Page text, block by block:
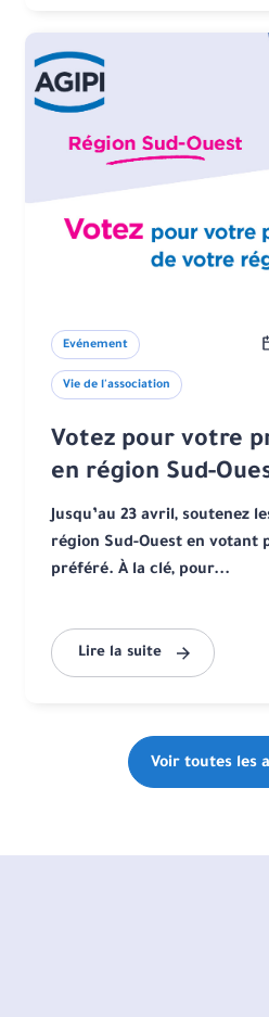
Evénement
Vie de l'association
Votez pour votre
en région Sud-
Jusqu’au 23 avril, soutenez
région Sud-Ouest en votant
préféré. À la clé, pour...
Lire la suite
Voir toutes les